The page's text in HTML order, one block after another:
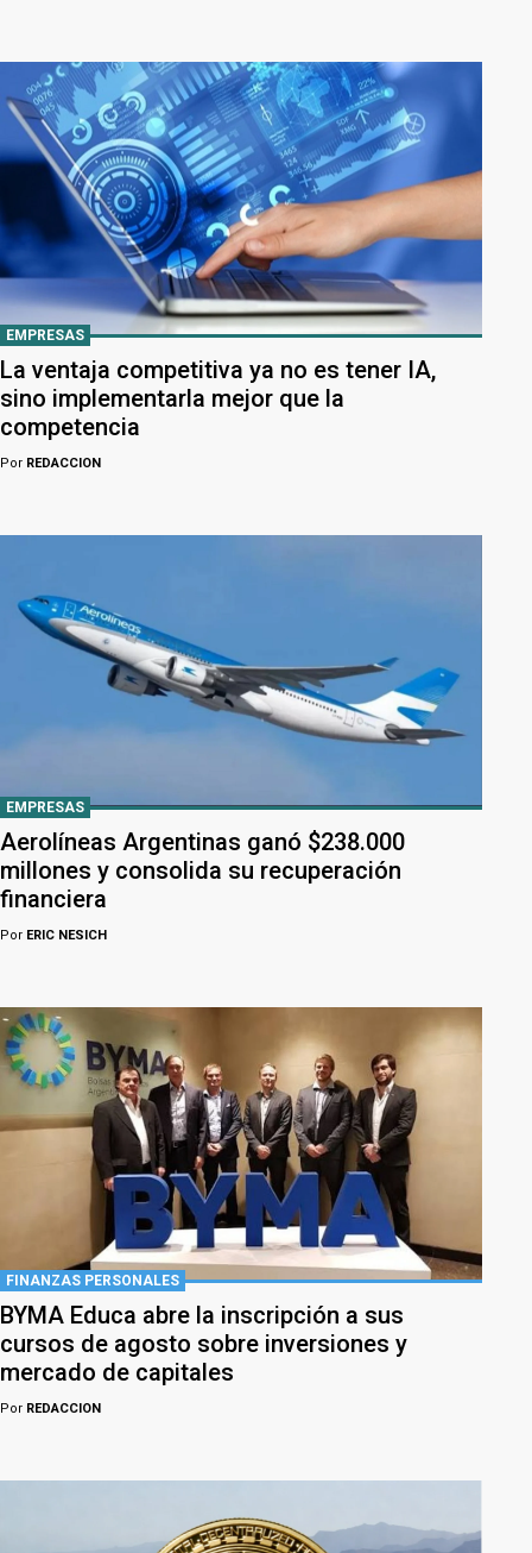
EMPRESAS
La ventaja competitiva ya no es tener IA,
sino implementarla mejor que la
competencia
Por REDACCION
EMPRESAS
Aerolíneas Argentinas ganó $238.000
millones y consolida su recuperación
financiera
Por ERIC NESICH
FINANZAS PERSONALES
BYMA Educa abre la inscripción a sus
cursos de agosto sobre inversiones y
mercado de capitales
Por REDACCION